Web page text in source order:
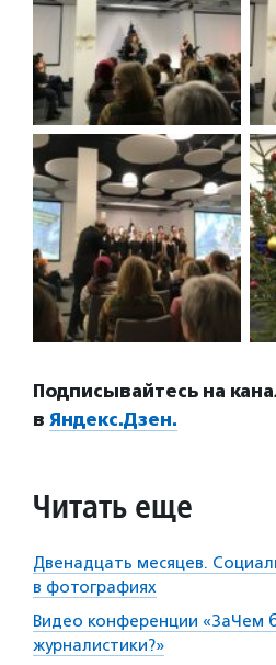
Подписывайтесь на
в Яндекс.Дзен.
Читать еще
Двенадцать месяцев.
в фотографиях
Видео конференции «ЗаЧем
журналистики?»